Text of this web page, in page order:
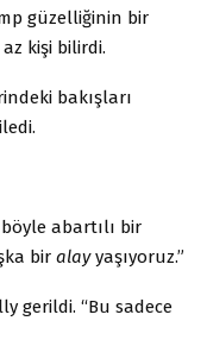
güzelliğinin bir
kişi bilirdi.
bakışları
abartılı bir
bir alayyaşıyoruz.”
gerildi. “Bu sadece